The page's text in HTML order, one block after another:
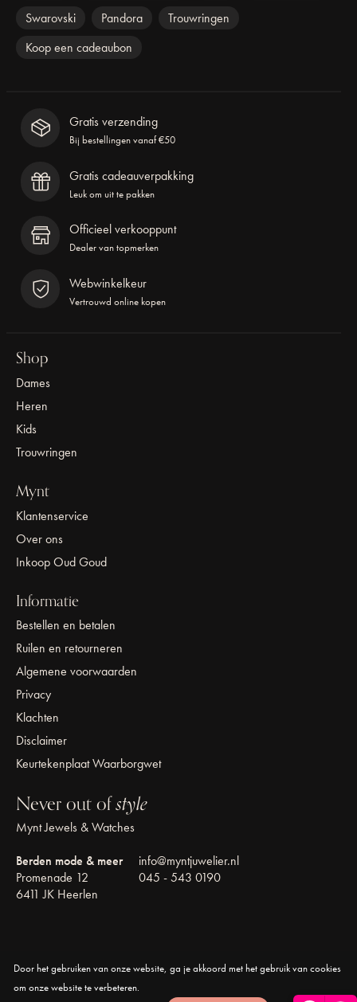
Swarovski
Pandora
Trouwringen
Koop een cadeaubon
Gratis verzending
Bij bestellingen vanaf €50
Gratis cadeauverpakking
Leuk om uit te pakken
Officieel verkooppunt
Dealer van topmerken
Webwinkelkeur
Vertrouwd online kopen
Shop
Dames
Heren
Kids
Trouwringen
Mynt
Klantenservice
Over ons
Inkoop Oud Goud
Informatie
Bestellen en betalen
Ruilen en retourneren
Algemene voorwaarden
Privacy
Klachten
Disclaimer
Keurtekenplaat Waarborgwet
Never out ofstyle
Mynt Jewels & Watches
Berden mode & meer
Promenade 12
6411 JK Heerlen
info@myntjuwelier.nl
045 - 543 0190
© Copyright 2026 Mynt Jewels & Watches
Door het gebruiken van onze website, ga je akkoord met het gebruik van cookies
om onze website te verbeteren.